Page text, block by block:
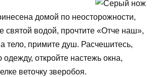
домой по неосторожности,
святой водой, прочтите «Отче наш»,
тело, примите душ. Расчешитесь,
одежду, откройте настежь окна,
веточку зверобоя.